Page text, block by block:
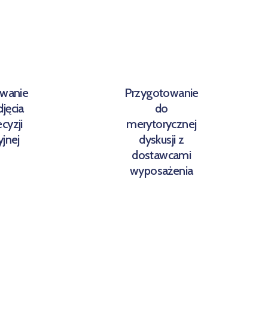
Przygotowanie
do
merytorycznej
dyskusji z
dostawcami
wyposażenia